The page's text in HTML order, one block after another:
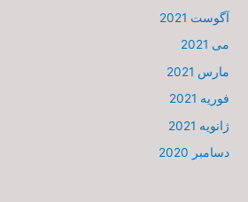
آگوست 2021
می 2021
مارس 2021
فوریه 2021
ژانویه 2021
دسامبر 2020